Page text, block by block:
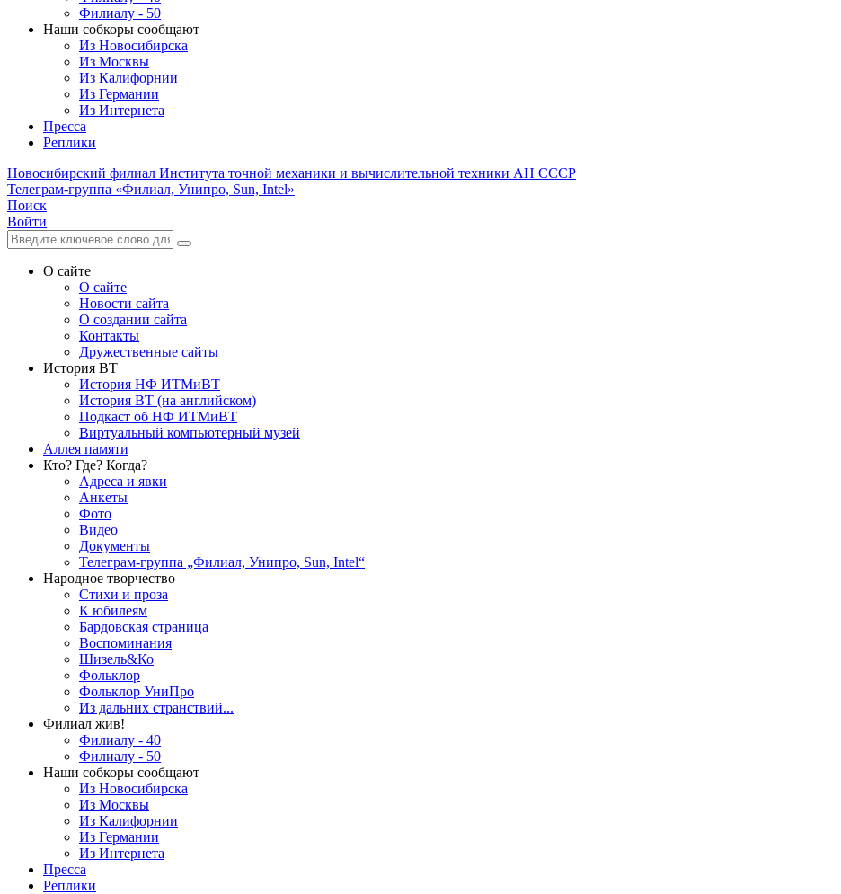
Филиалу - 50
Наши собкоры сообщают
Из Новосибирска
Из Москвы
Из Калифорнии
Из Германии
Из Интернета
Пресса
Реплики
Новосибирский филиал Института точной механики и вычислительной техники АН СССР
Телеграм-группа «Филиал, Унипро, Sun, Intel»
Поиск
Войти
О сайте
О сайте
Новости сайта
О создании сайта
Контакты
Дружественные сайты
История ВТ
История НФ ИТМиВТ
История ВТ (на английском)
Подкаст об НФ ИТМиВТ
Виртуальный компьютерный музей
Аллея памяти
Кто? Где? Когда?
Адреса и явки
Анкеты
Фото
Видео
Документы
Телеграм-группа „Филиал, Унипро, Sun, Intel“
Народное творчество
Стихи и проза
К юбилеям
Бардовская страница
Воспоминания
Шизель&Ко
Фольклор
Фольклор УниПро
Из дальних странствий...
Филиал жив!
Филиалу - 40
Филиалу - 50
Наши собкоры сообщают
Из Новосибирска
Из Москвы
Из Калифорнии
Из Германии
Из Интернета
Пресса
Реплики